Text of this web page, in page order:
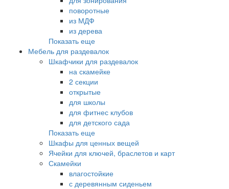
поворотные
из МДФ
из дерева
Показать еще
Мебель для раздевалок
Шкафчики для раздевалок
на скамейке
2 секции
открытые
для школы
для фитнес клубов
для детского сада
Показать еще
Шкафы для ценных вещей
Ячейки для ключей, браслетов и карт
Скамейки
влагостойкие
с деревянным сиденьем